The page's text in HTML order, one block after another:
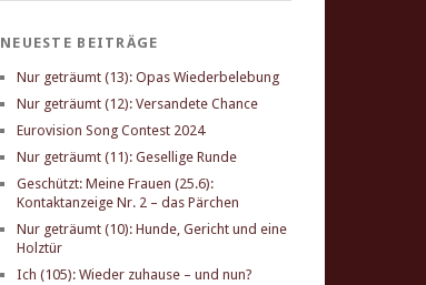
NEUESTE BEITRÄGE
Nur geträumt (13): Opas Wiederbelebung
Nur geträumt (12): Versandete Chance
Eurovision Song Contest 2024
Nur geträumt (11): Gesellige Runde
Geschützt: Meine Frauen (25.6):
Kontaktanzeige Nr. 2 – das Pärchen
Nur geträumt (10): Hunde, Gericht und eine
Holztür
Ich (105): Wieder zuhause – und nun?